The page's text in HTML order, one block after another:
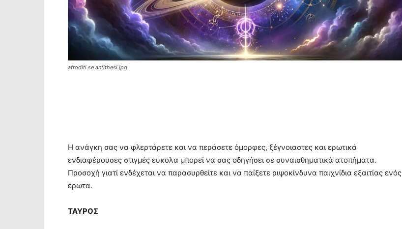
afroditi se antithesi.jpg
Η ανάγκη σας να φλερτάρετε και να περάσετε όμορφες, ξέγνοιαστες και ερωτικά
ενδιαφέρουσες στιγμές εύκολα μπορεί να σας οδηγήσει σε συναισθηματικά ατοπήματα.
Προσοχή γιατί ενδέχεται να παρασυρθείτε και να παίξετε ριψοκίνδυνα παιχνίδια εξαιτίας ενός
έρωτα.
ΤΑΥΡΟΣ